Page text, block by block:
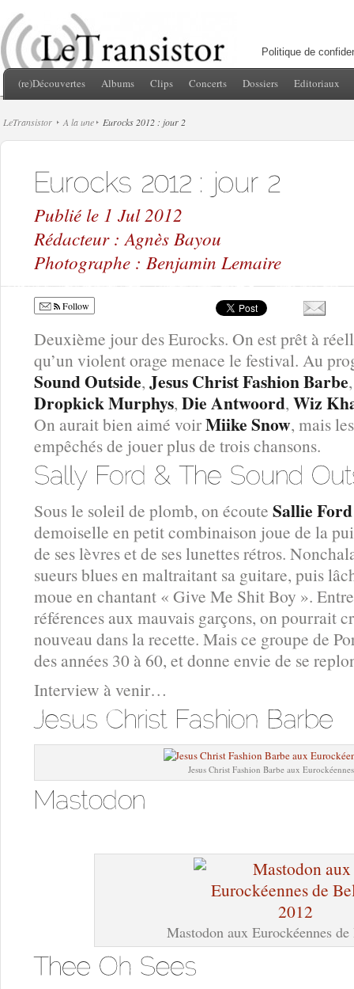
Politique de
(re)Découvertes Albums Clips Concerts Dossiers Editoriaux
LeTransistor A la une Eurocks 2012 : jour 2
Publié le 1 Jul 2012
Rédacteur : Agnès Bayou
Photographe : Benjamin Lemaire
Follow
Deuxième jour des Eurocks. On est prêt à
qu’un violent orage menace le festival. Au
Sound Outside, Jesus Christ Fashion Barbe
Dropkick Murphys, Die Antwoord, Wiz
On aurait bien aimé voirMiike Snow, mais
empêchés de jouer plus de trois chansons.
Sous le soleil de plomb, on écoute Sallie
demoiselle en petit combinaison joue de la
de ses lèvres et de ses lunettes rétros.
sueurs blues en maltraitant sa guitare, puis
moue en chantant « Give Me Shit Boy ».
références aux mauvais garçons, on pourrait
nouveau dans la recette. Mais ce groupe de
des années 30 à 60, et donne envie de se
Interview à venir…
Jesus Christ Fashion Barbe aux
Mastodon aux Eurockéennes